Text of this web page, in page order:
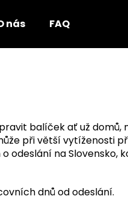
nás FAQ
balíček ať už
při větší
odeslání na
dnů od odeslání.